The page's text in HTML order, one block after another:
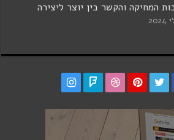
המחיקה והקשר בין יוצר ליצירה